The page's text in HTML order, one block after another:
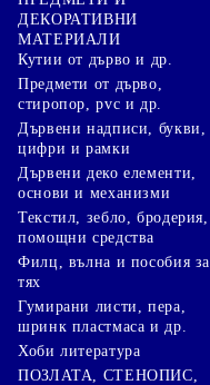
ДЕКОРАТИВНИ
МАТЕРИАЛИ
Кутии от дърво и др.
Предмети от дърво,
стиропор, pvc и др.
Дървени надписи, букви,
цифри и рамки
Дървени деко елементи,
основи и механизми
Текстил, зебло, бродерия,
помощни средства
Филц, вълна и пособия за
тях
Гумирани листи, пера,
шринк пластмаса и др.
Хоби литература
ПОЗЛАТА, СТЕНОПИС,